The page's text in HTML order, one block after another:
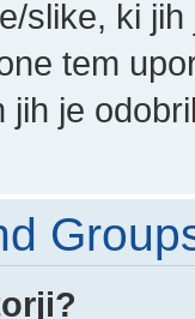
slike, ki
tem
jih je